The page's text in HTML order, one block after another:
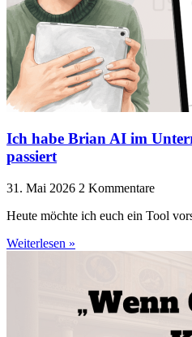
Ich habe Brian AI im
passiert
31. Mai 2026 2 Kommentare
Heute möchte ich euch ein Tool
Weiterlesen »